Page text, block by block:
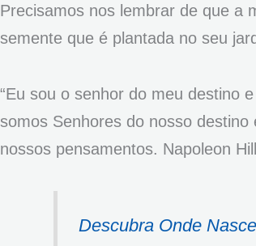
Precisamos nos lembrar de que a
semente que é plantada no seu
“Eu sou o senhor do meu destino
somos Senhores do nosso
nossos pensamentos. Napoleon Hill
Descubra Onde